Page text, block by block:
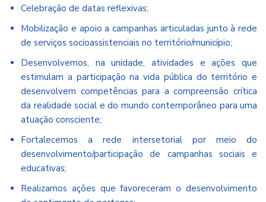
Celebração de datas reflexivas;
Mobilização e apoio a campanhas articuladas junto à rede
de serviços socioassistenciais no território/município;
Desenvolvemos, na unidade, atividades e ações que
estimulam a participação na vida pública do território e
desenvolvem competências para a compreensão crítica
da realidade social e do mundo contemporâneo para uma
atuação consciente;
Fortalecemos a rede intersetorial por meio do
desenvolvimento/participação de campanhas sociais e
educativas;
Realizamos ações que favoreceram o desenvolvimento